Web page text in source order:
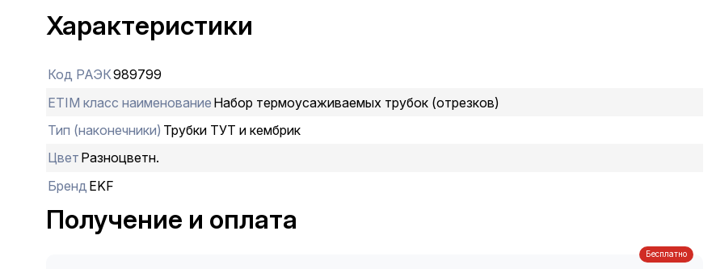
Характеристики
Код РАЭК989799
ETIM класс наименование Набор термоусаживаемых трубок (отрезков)
Тип (наконечники) Трубки ТУТ и кембрик
Цвет Разноцветн.
Бренд EKF
Получение и оплата
Бесплатно